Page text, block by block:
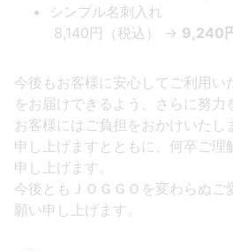
シンプル名刺入れ
8,140円（税込） → 9,240
今後もお客様に安心してご利用い
をお届けできるよう、さらに努力
お客様にはご負担をおかけいたし
申し上げますとともに、何卒ご理
申し上げます。
今後ともＪＯＧＧＯを変わらぬご
願い申し上げます。